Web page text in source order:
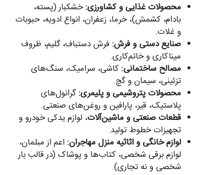
محصولات غذایی و کشاورزی:خشکبار (پسته،
بادام، کشمش)، خرما، زعفران، انواع ادویه، حبوبات
و غلات.
صنایع دستی و فرش: فرش دستباف، گلیم، ظروف
میناکاری و خاتم‌کاری.
مصالح ساختمانی: کاشی، سرامیک، سنگ‌های
تزئینی، سیمان و گچ.
محصولات پتروشیمی و پلیمری: گرانول‌های
پلاستیک، قیر، پارافین و روغن‌های صنعتی.
قطعات صنعتی و ماشین‌آلات، لوازم یدکی خودرو و
تجهیزات خطوط تولید.
لوازم خانگی و اثاثیه منزل مهاجران: اعم از مبلمان،
لوازم برقی شخصی، کتاب‌ها و پوشاک (در قالب بار
شخصی و نه تجاری).